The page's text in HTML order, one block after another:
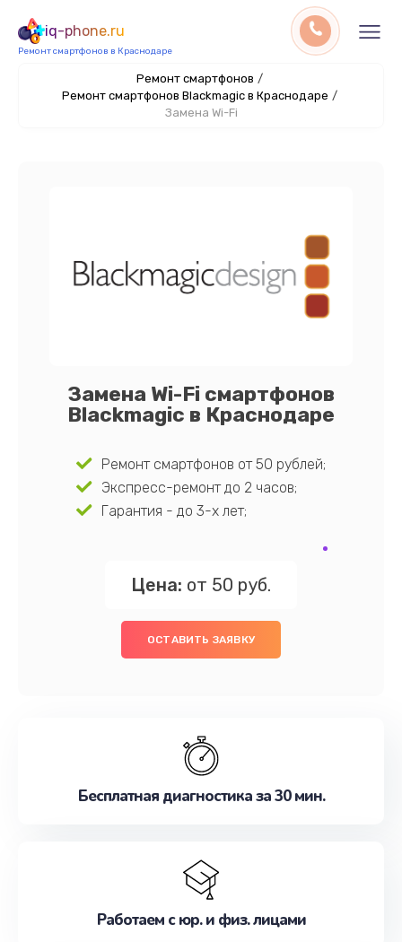
iq-phone.ru
Ремонт смартфонов в Краснодаре
Ремонт смартфонов /
Ремонт смартфонов Blackmagic в Краснодаре /
Замена Wi-Fi
Замена Wi-Fi смартфонов
Blackmagic в Краснодаре
Ремонт смартфонов от 50 рублей;
Экспресс-ремонт до 2 часов;
Гарантия - до 3-х лет;
Цена: от 50 руб.
ОСТАВИТЬ ЗАЯВКУ
Бесплатная диагностика за 30 мин.
Работаем с юр. и физ. лицами